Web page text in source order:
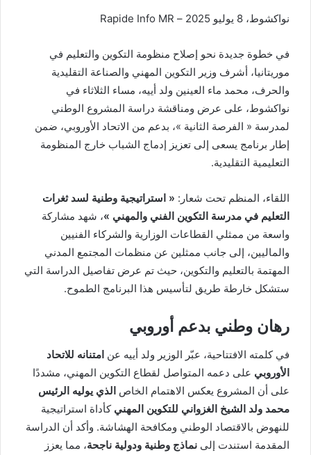
نواكشوط، 8 يوليو 2025 – Rapide Info MR
في خطوة جديدة نحو إصلاح منظومة التكوين والتعليم في
موريتانيا، أشرف وزير التكوين المهني والصناعة التقليدية
والحرف، محمد ماء العينين ولد أييه، مساء الثلاثاء في
نواكشوط، على عرض ومناقشة دراسة المشروع الوطني
لمدرسة « الفرصة الثانية »، بدعم من الاتحاد الأوروبي، ضمن
إطار برنامج يسعى إلى تعزيز إدماج الشباب خارج المنظومة
التعليمية التقليدية.
اللقاء، المنظم تحت شعار: « استراتيجية وطنية لسد ثغرات
التعليم في مدرسة التكوين الفني والمهني »، شهد مشاركة
واسعة من ممثلي القطاعات الوزارية والشركاء الفنيين
والماليين، إلى جانب ممثلين عن منظمات المجتمع المدني
المهتمة بالتعليم والتكوين، حيث تم عرض تفاصيل الدراسة التي
ستشكل خارطة طريق لتأسيس هذا البرنامج الطموح.
رهان وطني بدعم أوروبي
في كلمته الافتتاحية، عبّر الوزير ولد أييه عن امتنانه للاتحاد
الأوروبي على دعمه المتواصل لقطاع التكوين المهني، مشددًا
على أن المشروع يعكس الاهتمام الخاص الذي يوليه الرئيس
محمد ولد الشيخ الغزواني للتكوين المهني كأداة استراتيجية
للنهوض بالاقتصاد الوطني ومكافحة الهشاشة. وأكد أن الدراسة
المقدمة استندت إلى نماذج وطنية ودولية ناجحة، مما يعزز